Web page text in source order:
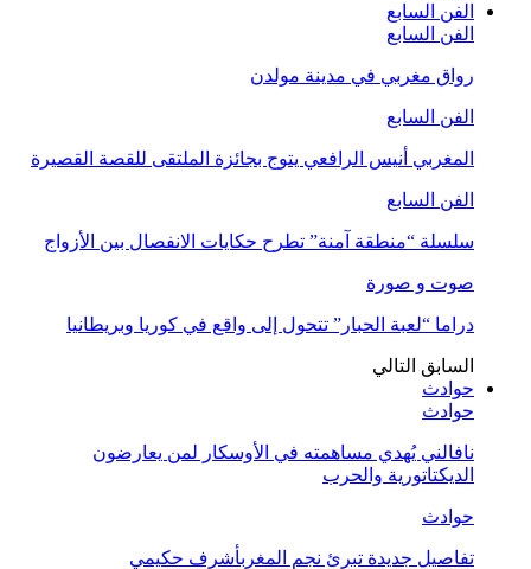
الفن السابع
الفن السابع
رواق مغربي في مدينة مولدن
الفن السابع
المغربي أنيس الرافعي يتوج بجائزة الملتقى للقصة القصيرة
الفن السابع
سلسلة “منطقة آمنة” تطرح حكايات الانفصال بين الأزواج
صوت و صورة
دراما “لعبة الحبار” تتحول إلى واقع في كوريا وبريطانيا
السابق التالي
حوادث
حوادث
نافالني يُهدي مساهمته في الأوسكار لمن يعارضون
الديكتاتورية والحرب
حوادث
تفاصيل جديدة تبرئ نجم المغربأشرف حكيمي